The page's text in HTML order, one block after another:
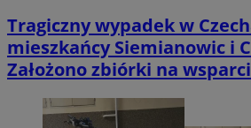
Tragiczny wypadek w
mieszkańcy Siemianowic i
Założono zbiórki na